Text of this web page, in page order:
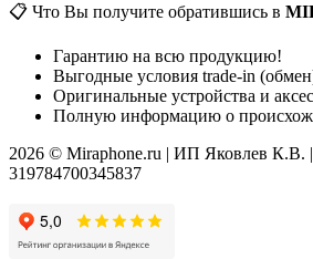
📋 Что Вы получите обратившись в
Гарантию на всю продукцию!
Выгодные условия trade-in
Оригинальные устройства и
Полную информацию о
2026 © Miraphone.ru | ИП Яковлев
319784700345837